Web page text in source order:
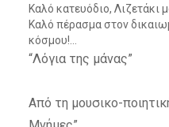
Καλό κατευόδιο, Λιζετάκι
Καλό πέρασμα στον
κόσμου!…
“Λόγια της μάνας”
Από τη μουσικο-